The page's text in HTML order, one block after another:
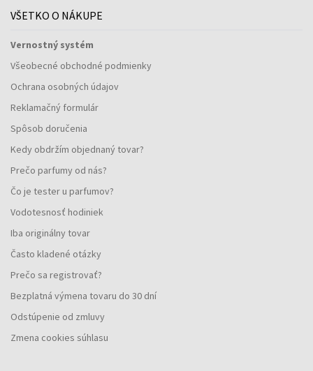
VŠETKO O NÁKUPE
Vernostný systém
Všeobecné obchodné podmienky
Ochrana osobných údajov
Reklamačný formulár
Spôsob doručenia
Kedy obdržím objednaný tovar?
Prečo parfumy od nás?
Čo je tester u parfumov?
Vodotesnosť hodiniek
Iba originálny tovar
Často kladené otázky
Prečo sa registrovať?
Bezplatná výmena tovaru do 30 dní
Odstúpenie od zmluvy
Zmena cookies súhlasu